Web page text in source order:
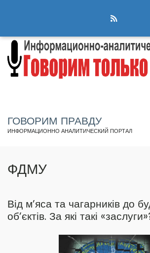
содержанию
ГОВОРИМ ПРАВДУ
ИНФОРМАЦИОННО АНАЛИТИЧЕСКИЙ ПОРТАЛ
ФДМУ
Від м’яса та чагарників до
об’єктів. За які такі